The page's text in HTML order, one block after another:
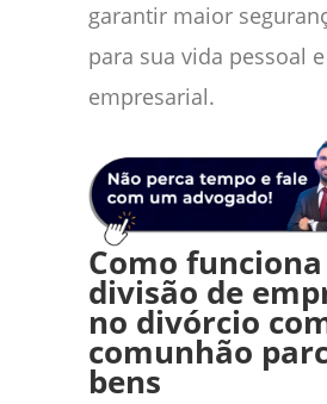
garantir maior
para sua vida pessoal e
empresarial.
Como funciona
divisão de
no divórcio
comunhão
bens